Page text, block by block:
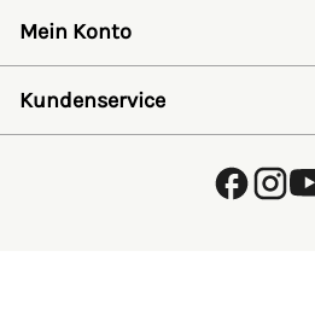
Schermaschinen
Futter- & Tränkesysteme
Haus, Hof & Stall
SALE
Mein Konto
Registrieren
Wunschzettel
Passwort vergessen
Kundenservice
Kostenlose Fachberatung